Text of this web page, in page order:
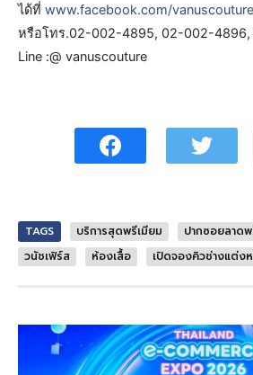
ได้ที่ www.facebook.com/vanuscouture
หรือโทร.02-002-4895, 02-002-4896,
Line :@ vanuscouture
TAGS บริการสุดพรีเมียม ปากซอยลาด
วนัชเฟิร์ส
ห้องเสื้อ เปิดจองคิวช่างแต่ง